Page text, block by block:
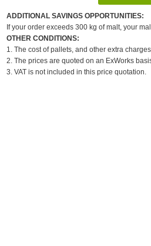
ADDITIONAL SAVINGS OPPORTUNITIES:
If your order exceeds 300 kg of malt, your
OTHER CONDITIONS:
1. The cost of pallets, and other extra
2. The prices are quoted on an ExWorks
3. VAT is not included in this price quotation.